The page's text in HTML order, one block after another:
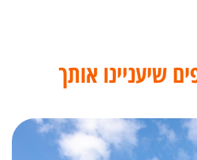
שיעניינו אותך